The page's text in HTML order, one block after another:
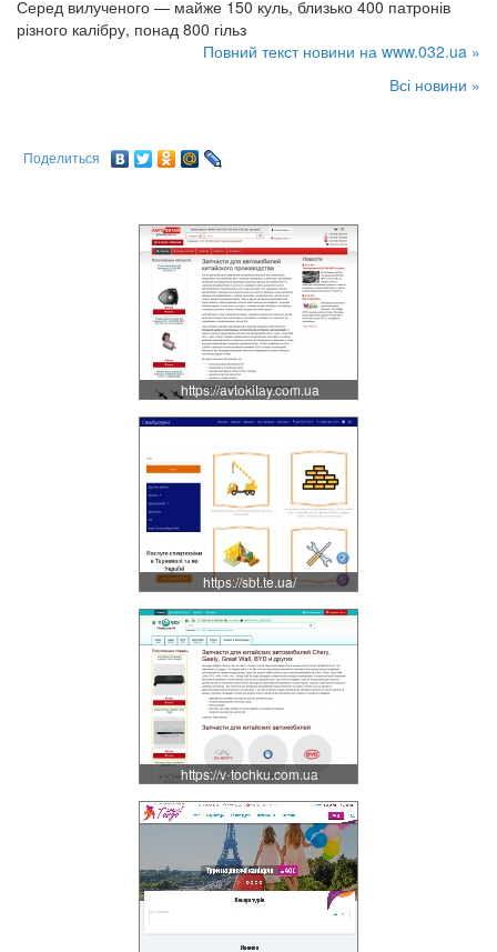
Серед вилученого — майже 150 куль, близько 400 патронів
різного калібру, понад 800 гільз
Повний текст новини на www.032.ua »
Всі новини »
Поделиться
https://avtokitay.com.ua
https://sbt.te.ua/
https://v-tochku.com.ua